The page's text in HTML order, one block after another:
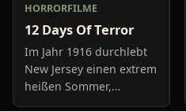
HORRORFILME
12 Days Of Terror
Im Jahr 1916 durchlebt
New Jersey einen extrem
heißen Sommer,
während in Europa der